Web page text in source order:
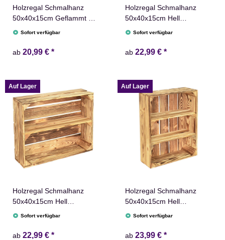
Holzregal Schmalhanz
50x40x15cm Geflammt mit
Regalbrett
Sofort verfügbar
ab 20,99 € *
Holzregal Schmalhanz
50x40x15cm Hell
Geflammt 1x Kurzes Regal
Sofort verfügbar
ab 22,99 € *
Auf Lager
Holzregal Schmalhanz
50x40x15cm Hell
Geflammt 1x Langes Regal
Sofort verfügbar
ab 22,99 € *
Auf Lager
Holzregal Schmalhanz
50x40x15cm Hell
Geflammt 2x Kurzes Regal
Sofort verfügbar
ab 23,99 € *